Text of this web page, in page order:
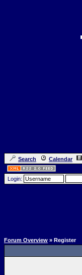
Search Calendar
Login:
Forum Overview » Register